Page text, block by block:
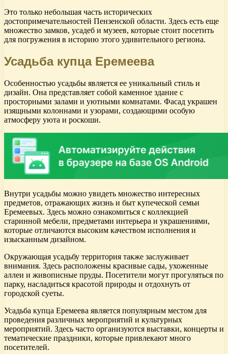
Это только небольшая часть исторических
достопримечательностей Пензенской области. Здесь есть еще
множество замков, усадеб и музеев, которые стоит посетить
для погружения в историю этого удивительного региона.
Усадьба купца Еремеева
Особенностью усадьбы является ее уникальный стиль и
дизайн. Она представляет собой каменное здание с
просторными залами и уютными комнатами. Фасад украшен
изящными колоннами и узорами, создающими особую
атмосферу уюта и роскоши.
Внутри усадьбы можно увидеть множество интересных
предметов, отражающих жизнь и быт купеческой семьи
Еремеевых. Здесь можно ознакомиться с коллекцией
старинной мебели, предметами интерьера и украшениями,
которые отличаются высоким качеством исполнения и
изысканным дизайном.
Окружающая усадьбу территория также заслуживает
внимания. Здесь расположены красивые сады, ухоженные
аллеи и живописные пруды. Посетители могут прогуляться по
парку, насладиться красотой природы и отдохнуть от
городской суеты.
Усадьба купца Еремеева является популярным местом для
проведения различных мероприятий и культурных
мероприятий. Здесь часто организуются выставки, концерты и
тематические праздники, которые привлекают много
посетителей.